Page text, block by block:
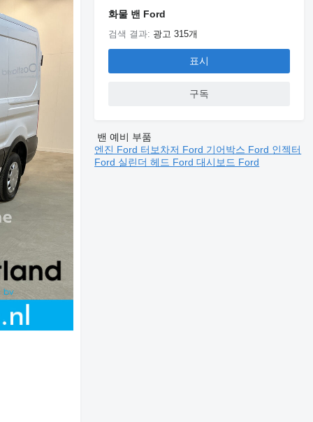
화물 밴 Ford
검색 결과: 광고 315개
표시
구독
밴 예비 부품
엔진 Ford 터보차저 Ford 기어박스 Ford 인젝터
Ford 실린더 헤드 Ford대시보드 Ford